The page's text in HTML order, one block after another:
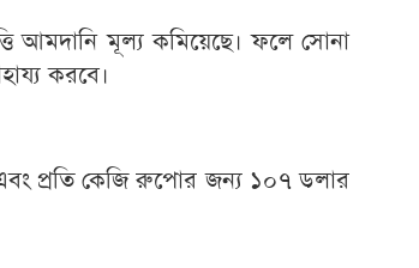
আমদানি মূল্য কমিয়েছে। ফলে সোনা
করবে।
প্রতি কেজি রুপোর জন্য ১০৭ ডলার